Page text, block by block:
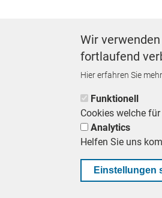
Footer First Navigation
LESERSERVICE
KOMMUNALBESCHAFFUNG
Wir
fortlaufend
Hier erfahren Sie
Funktionell
Cookies welche
Analytics
Helfen Sie uns
Einstellungen